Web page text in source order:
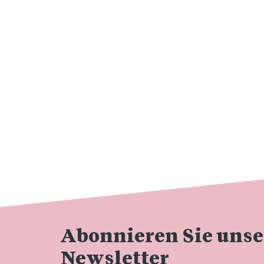
Abonnieren Sie
Newsletter